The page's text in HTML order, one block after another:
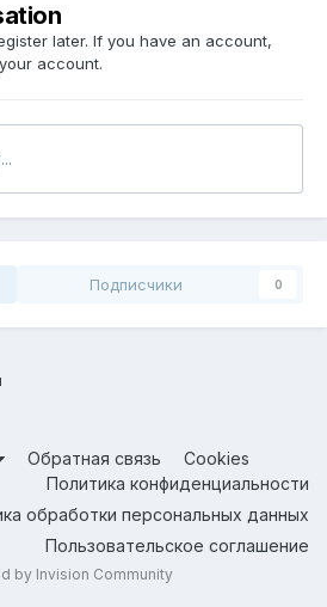
later. If you have an account,
account.
Подписчики 0
Обратная связь
Cookies
Политика конфиденциальности
обработки персональных данных
Пользовательское соглашение
by Invision Community